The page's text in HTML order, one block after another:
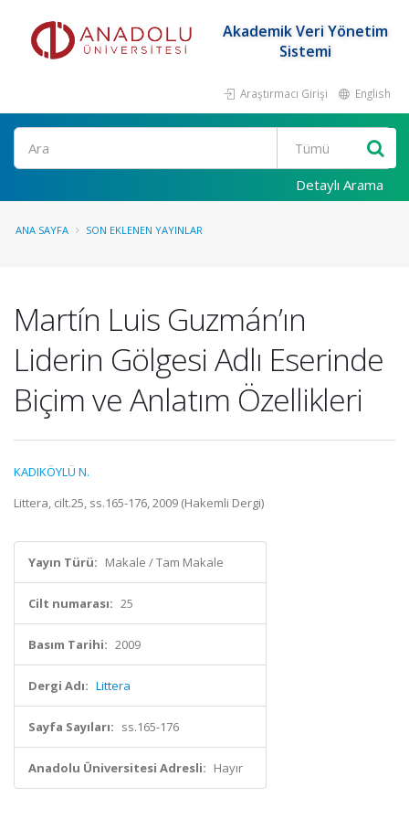
Akademik Veri Yönetim
Sistemi
Araştırmacı Girişi English
Ara
Detaylı Arama
ANA SAYFA SON EKLENEN YAYINLAR
Martín Luis Guzmán’ın
Liderin Gölgesi Adlı Eserinde
Biçim ve Anlatım Özellikleri
KADIKÖYLÜ N.
Littera, cilt.25, ss.165-176, 2009 (Hakemli Dergi)
Yayın Türü: Makale / Tam Makale
Cilt numarası: 25
Basım Tarihi: 2009
Dergi Adı: Littera
Sayfa Sayıları: ss.165-176
Anadolu Üniversitesi Adresli: Hayır